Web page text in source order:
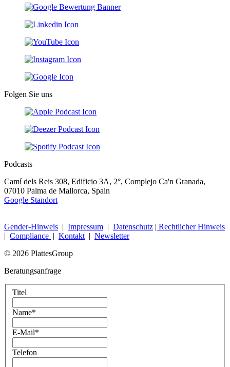
Folgen Sie uns
Podcasts
Camí dels Reis 308, Edificio 3A, 2°, Complejo Ca'n Granada,
07010 Palma de Mallorca, Spain
Google Standort
Gender-Hinweis | Impressum | Datenschutz | Rechtlicher Hinweis
| Compliance | Kontakt | Newsletter
© 2026 PlattesGroup
Beratungsanfrage
Titel
Name*
E-Mail*
Telefon